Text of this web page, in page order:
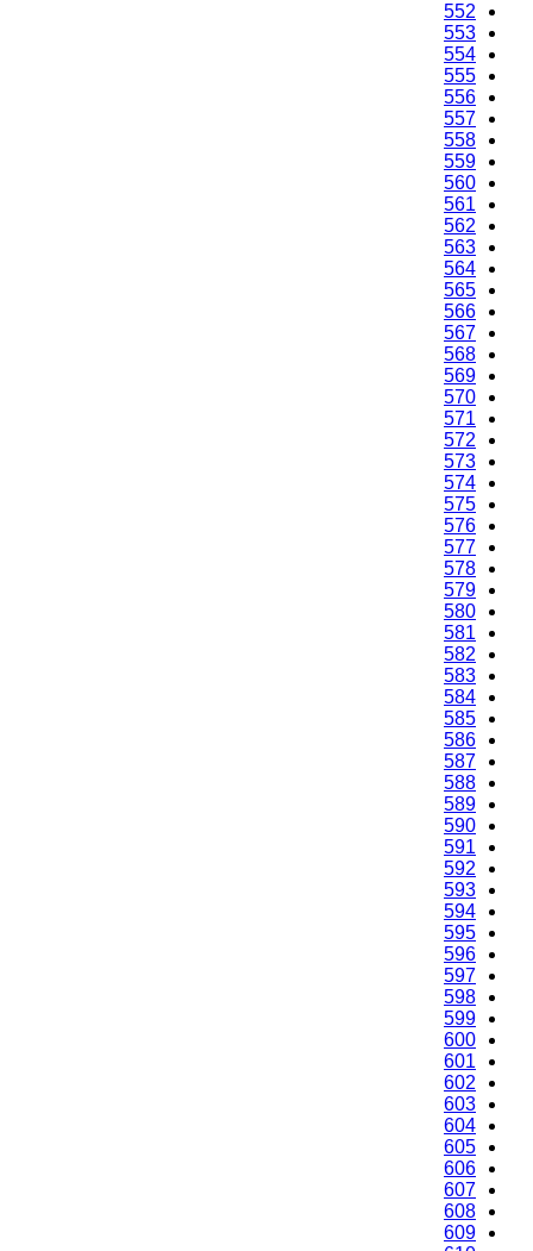
552
553
554
555
556
557
558
559
560
561
562
563
564
565
566
567
568
569
570
571
572
573
574
575
576
577
578
579
580
581
582
583
584
585
586
587
588
589
590
591
592
593
594
595
596
597
598
599
600
601
602
603
604
605
606
607
608
609